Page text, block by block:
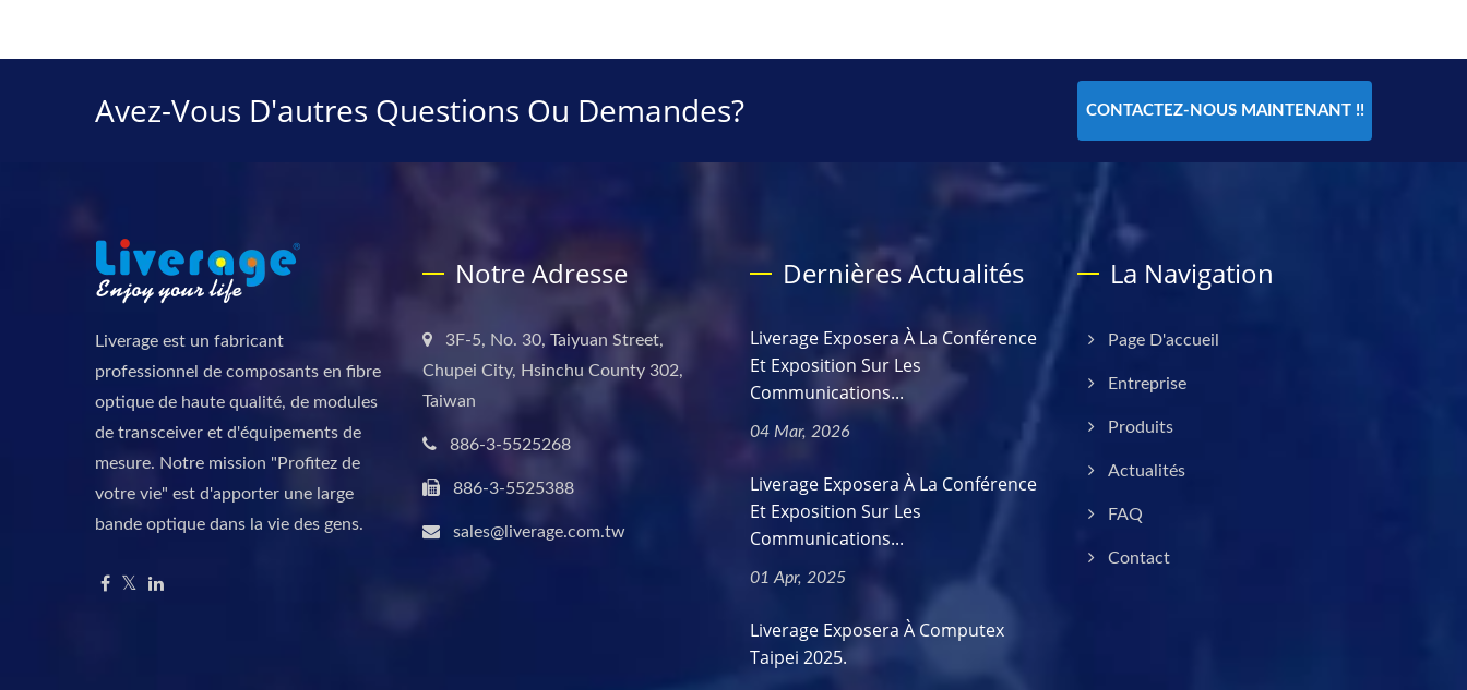
Avez-Vous D'autres Questions Ou Demandes? CONTACTEZ-NOUS MAINTENANT !!
Liverage est un fabricant
professionnel de composants en fibre
optique de haute qualité, de modules
de transceiver et d'équipements de
mesure. Notre mission "Profitez de
votre vie" est d'apporter une large
bande optique dans la vie des gens.
Notre Adresse
3F-5, No. 30, Taiyuan Street,
Chupei City, Hsinchu County 302,
Taiwan
886-3-5525268
886-3-5525388
sales@liverage.com.tw
Dernières Actualités
Liverage Exposera À La Conférence
Et Exposition Sur Les
Communications...
04 Mar, 2026
Liverage Exposera À La Conférence
Et Exposition Sur Les
Communications...
01 Apr, 2025
Liverage Exposera À Computex
Taipei 2025.
La Navigation
Page D'accueil
Entreprise
Produits
Actualités
FAQ
Contact